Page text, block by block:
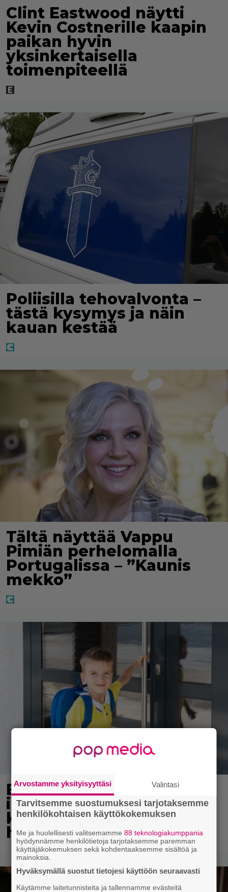
Clint Eastwood näytti
Kevin Costnerille kaapin
paikan hyvin
yksinkertaisella
toimenpiteellä
Poliisilla tehovalvonta –
tästä kysymys ja näin
kauan kestää
Tältä näyttää Vappu
Pimiän perhelomalla
Portugalissa – ”Kaunis
mekko”
Ekaluokkalaisille jaetaan
ilmainen kotiavain –
katso, mistä sen voi
hakea
Arvostamme yksityisyyttäsi Valintasi
Tarvitsemme suostumuksesi tarjotaksemme
henkilökohtaisen käyttökokemuksen
Me ja huolellisesti valitsemamme88 teknologiakumppania
hyödynnämme henkilötietoja tarjotaksemme paremman
käyttäjäkokemuksen sekä kohdentaaksemme sisältöä ja
mainoksia.
Hyväksymällä suostut tietojesi käyttöön seuraavasti
Käytämme laitetunnisteita ja tallennamme evästeitä